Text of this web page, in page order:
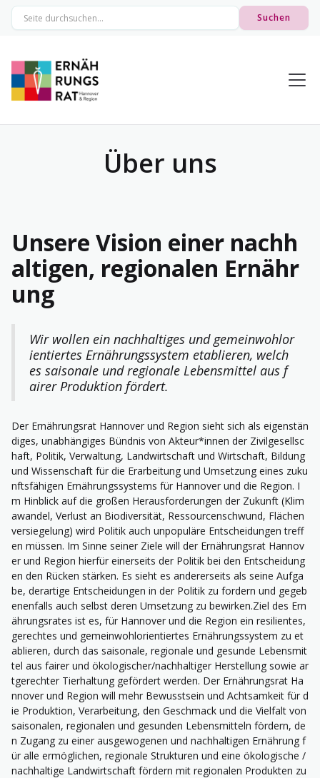
Über uns
Unsere Vision einer nachh
altigen, regionalen Ernähr
ung
Wir wollen ein nachhaltiges und gemeinwohlor
ientiertes Ernährungssystem etablieren, welch
es saisonale und regionale Lebensmittel aus f
airer Produktion fördert.
Der Ernährungsrat Hannover und Region sieht sich als eigenstän
diges, unabhängiges Bündnis von Akteur*innen der Zivilgesellsc
haft, Politik, Verwaltung, Landwirtschaft und Wirtschaft, Bildung
und Wissenschaft für die Erarbeitung und Umsetzung eines zuku
nftsfähigen Ernährungssystems für Hannover und die Region. I
m Hinblick auf die großen Herausforderungen der Zukunft (Klim
awandel, Verlust an Biodiversität, Ressourcenschwund, Flächen
versiegelung) wird Politik auch unpopuläre Entscheidungen treff
en müssen. Im Sinne seiner Ziele will der Ernährungsrat Hannov
er und Region hierfür einerseits der Politik bei den Entscheidung
en den Rücken stärken. Es sieht es andererseits als seine Aufga
be, derartige Entscheidungen in der Politik zu fordern und gegeb
enenfalls auch selbst deren Umsetzung zu bewirken.Ziel des Ern
ährungsrates ist es, für Hannover und die Region ein resilientes,
gerechtes und gemeinwohlorientiertes Ernährungssystem zu et
ablieren, durch das saisonale, regionale und gesunde Lebensmit
tel aus fairer und ökologischer/nachhaltiger Herstellung sowie ar
tgerechter Tierhaltung gefördert werden. Der Ernährungsrat Ha
nnover und Region will mehr Bewusstsein und Achtsamkeit für d
ie Produktion, Verarbeitung, den Geschmack und die Vielfalt von
saisonalen, regionalen und gesunden Lebensmitteln fördern, de
n Zugang zu einer ausgewogenen und nachhaltigen Ernährung f
ür alle ermöglichen, regionale Strukturen und eine ökologische /
nachhaltige Landwirtschaft fördern mit regionalen Produkten zu